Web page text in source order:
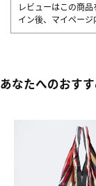
レビューはこの商
イン後、マイページ
あなたへのおす